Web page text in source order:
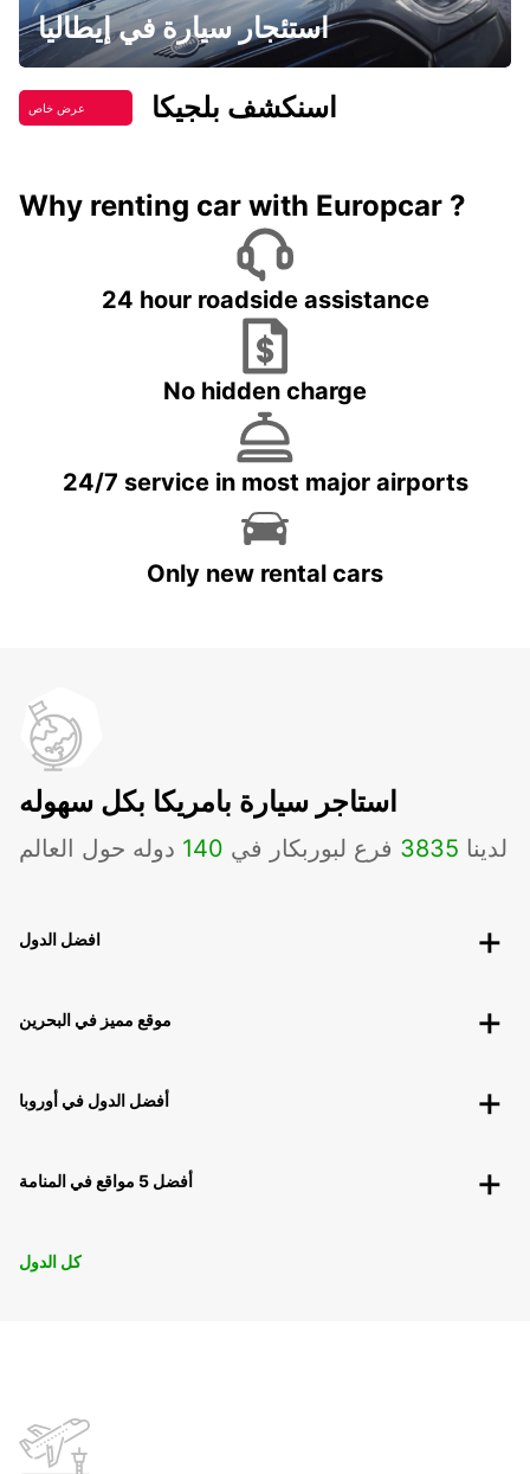
استئجار سيارة في إيطاليا
عرض خاص اسنكشف بلجيكا
Why renting car with Europcar ?
24 hour roadside assistance
No hidden charge
24/7 service in most major airports
Only new rental cars
استاجر سيارة بامريكا بكل سهوله
لدينا 3835 فرع لبوربكار في 140 دوله حول العالم
افضل الدول
موقع مميز في البحرين
أفضل الدول في أوروبا
أفضل 5 مواقع في المنامة
كل الدول